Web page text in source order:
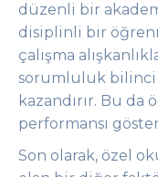
düzenli bir
disiplinli bir
çalışma
sorumluluk
kazandırır. Bu
performansı
Son olarak, özel